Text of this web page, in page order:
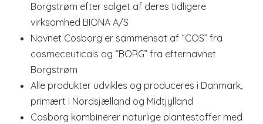
Borgstrøm efter salget af deres tidligere
virksomhed BIONA A/S
Navnet Cosborg er sammensat af “COS” fra
cosmeceuticals og “BORG” fra efternavnet
Borgstrøm
Alle produkter udvikles og produceres i Danmark,
primært i Nordsjælland og Midtjylland
Cosborg kombinerer naturlige plantestoffer med